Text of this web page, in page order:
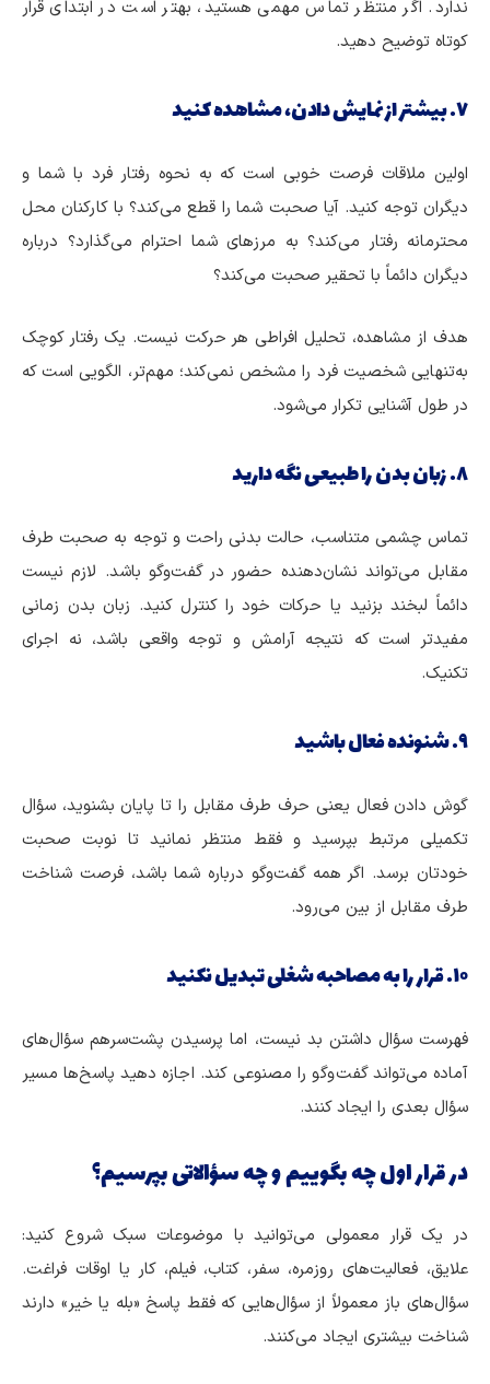
ندارد. اگر منتظر تماس مهمی هستید، بهتر است در ابتدای قرار
کوتاه توضیح دهید.
۷. بیشتر از نمایش دادن، مشاهده کنید
اولین ملاقات فرصت خوبی است که به نحوه رفتار فرد با شما و
دیگران توجه کنید. آیا صحبت شما را قطع می‌کند؟ با کارکنان محل
محترمانه رفتار می‌کند؟ به مرزهای شما احترام می‌گذارد؟ درباره
دیگران دائماً با تحقیر صحبت می‌کند؟
هدف از مشاهده، تحلیل افراطی هر حرکت نیست. یک رفتار کوچک
به‌تنهایی شخصیت فرد را مشخص نمی‌کند؛ مهم‌تر، الگویی است که
در طول آشنایی تکرار می‌شود.
۸. زبان بدن را طبیعی نگه دارید
تماس چشمی متناسب، حالت بدنی راحت و توجه به صحبت طرف
مقابل می‌تواند نشان‌دهنده حضور در گفت‌وگو باشد. لازم نیست
دائماً لبخند بزنید یا حرکات خود را کنترل کنید. زبان بدن زمانی
مفیدتر است که نتیجه آرامش و توجه واقعی باشد، نه اجرای
تکنیک.
۹. شنونده فعال باشید
گوش دادن فعال یعنی حرف طرف مقابل را تا پایان بشنوید، سؤال
تکمیلی مرتبط بپرسید و فقط منتظر نمانید تا نوبت صحبت
خودتان برسد. اگر همه گفت‌وگو درباره شما باشد، فرصت شناخت
طرف مقابل از بین می‌رود.
۱۰. قرار را به مصاحبه شغلی تبدیل نکنید
فهرست سؤال داشتن بد نیست، اما پرسیدن پشت‌سرهم سؤال‌های
آماده می‌تواند گفت‌وگو را مصنوعی کند. اجازه دهید پاسخ‌ها مسیر
سؤال بعدی را ایجاد کنند.
در قرار اول چه بگوییم و چه سؤالاتی بپرسیم؟
در یک قرار معمولی می‌توانید با موضوعات سبک شروع کنید:
علایق، فعالیت‌های روزمره، سفر، کتاب، فیلم، کار یا اوقات فراغت.
سؤال‌های باز معمولاً از سؤال‌هایی که فقط پاسخ «بله یا خیر» دارند
شناخت بیشتری ایجاد می‌کنند.